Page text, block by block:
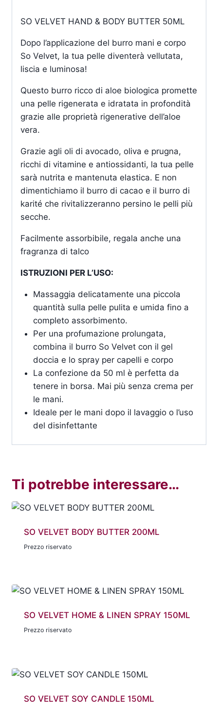
SO VELVET HAND & BODY BUTTER 50ML
Dopo l’applicazione del burro mani e corpo
So Velvet, la tua pelle diventerà vellutata,
liscia e luminosa!
Questo burro ricco di aloe biologica promette
una pelle rigenerata e idratata in profondità
grazie alle proprietà rigenerative dell’aloe
vera.
Grazie agli oli di avocado, oliva e prugna,
ricchi di vitamine e antiossidanti, la tua pelle
sarà nutrita e mantenuta elastica. E non
dimentichiamo il burro di cacao e il burro di
karité che rivitalizzeranno persino le pelli più
secche.
Facilmente assorbibile, regala anche una
fragranza di talco
ISTRUZIONI PER L’USO:
Massaggia delicatamente una piccola
quantità sulla pelle pulita e umida fino a
completo assorbimento.
Per una profumazione prolungata,
combina il burro So Velvet con il gel
doccia e lo spray per capelli e corpo
La confezione da 50 ml è perfetta da
tenere in borsa. Mai più senza crema per
le mani.
Ideale per le mani dopo il lavaggio o l’uso
del disinfettante
Ti potrebbe interessare…
SO VELVET BODY BUTTER 200ML
Prezzo riservato
SO VELVET HOME & LINEN SPRAY 150ML
Prezzo riservato
SO VELVET SOY CANDLE 150ML